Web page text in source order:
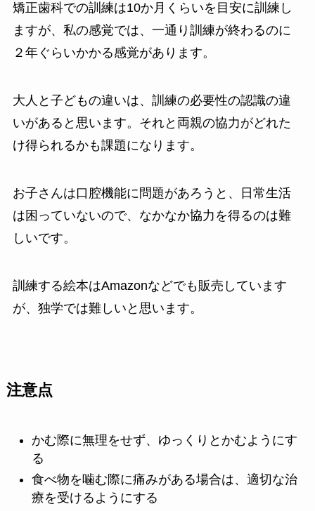
矯正歯科での訓練は10か月くらいを目安に訓練し
ますが、私の感覚では、一通り訓練が終わるのに
２年ぐらいかかる感覚があります。
大人と子どもの違いは、訓練の必要性の認識の違
いがあると思います。それと両親の協力がどれた
け得られるかも課題になります。
お子さんは口腔機能に問題があろうと、日常生活
は困っていないので、なかなか協力を得るのは難
しいです。
訓練する絵本はAmazonなどでも販売しています
が、独学では難しいと思います。
注意点
かむ際に無理をせず、ゆっくりとかむようにす
る
食べ物を噛む際に痛みがある場合は、適切な治
療を受けるようにする